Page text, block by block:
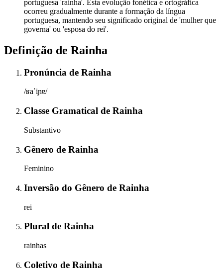
portuguesa 'rainha'. Esta evolução fonética e ortográfica
ocorreu gradualmente durante a formação da língua
portuguesa, mantendo seu significado original de 'mulher que
governa' ou 'esposa do rei'.
Definição de Rainha
Pronúncia de Rainha
/ʁaˈiɲɐ/
Classe Gramatical de Rainha
Substantivo
Gênero de Rainha
Feminino
Inversão do Gênero de Rainha
rei
Plural de Rainha
rainhas
Coletivo de Rainha